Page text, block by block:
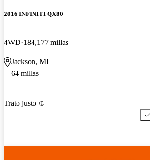
2016 INFINITI QX80
4WD 184,177 millas
Jackson, MI
64 millas
Trato justo